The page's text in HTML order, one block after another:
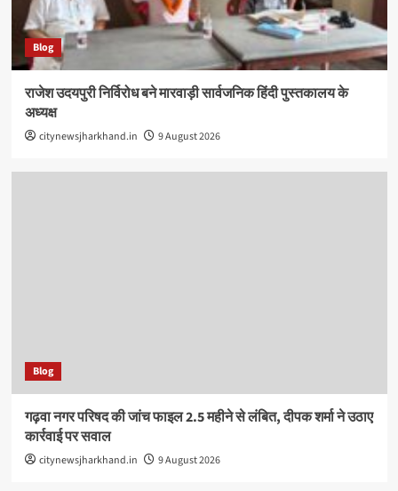
Blog
राजेश उदयपुरी निर्विरोध बने मारवाड़ी सार्वजनिक हिंदी पुस्तकालय के
अध्यक्ष
citynewsjharkhand.in 9 August 2026
Blog
गढ़वा नगर परिषद की जांच फाइल 2.5 महीने से लंबित, दीपक शर्मा ने उठाए
कार्रवाई पर सवाल
citynewsjharkhand.in 9 August 2026